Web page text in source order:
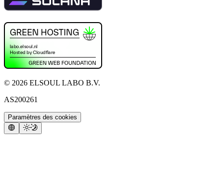
© 2026 ELSOUL LABO B.V.
AS200261
Paramètres des cookies